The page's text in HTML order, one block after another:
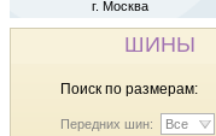
г. Москва
ШИНЫ
Поиск по размерам:
Передних шин: Все